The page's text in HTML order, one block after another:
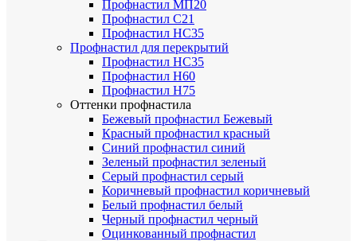
Профнастил МП20
Профнастил С21
Профнастил НС35
Профнастил для перекрытий
Профнастил НС35
Профнастил Н60
Профнастил Н75
Оттенки профнастила
Бежевый профнастил Бежевый
Красный профнастил красный
Синий профнастил синий
Зеленый профнастил зеленый
Серый профнастил серый
Коричневый профнастил коричневый
Белый профнастил белый
Черный профнастил черный
Оцинкованный профнастил